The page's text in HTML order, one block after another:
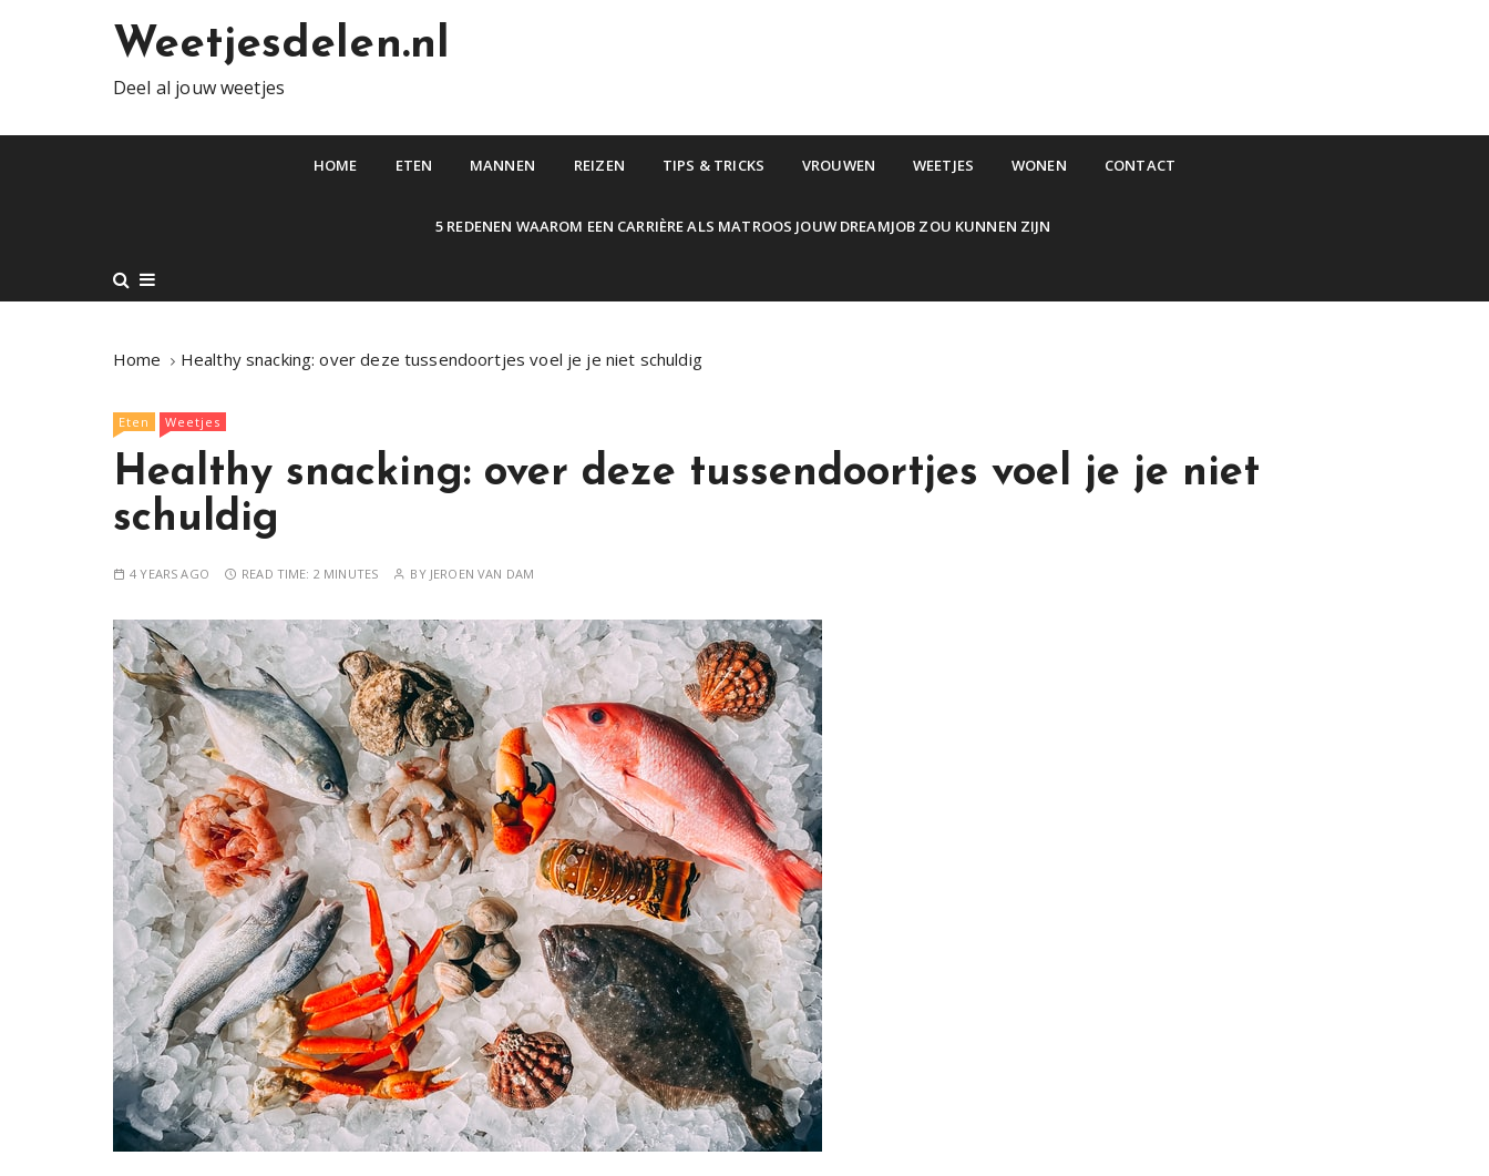
Weetjesdelen.nl
Deel al jouw weetjes
HOME ETEN MANNEN REIZEN TIPS & TRICKS VROUWEN WEETJES WONEN CONTACT
5 REDENEN WAAROM EEN CARRIÈRE ALS MATROOS JOUW DREAMJOB ZOU KUNNEN ZIJN
Home Healthy snacking: over deze tussendoortjes voel je je niet schuldig
Eten Weetjes
Healthy snacking: over deze tussendoortjes voel je je niet
schuldig
4 YEARS AGO READ TIME: 2 MINUTES BY JEROEN VAN DAM